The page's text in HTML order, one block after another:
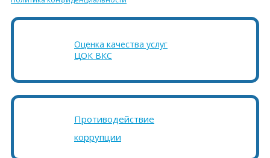
Оценка качества услуг
ЦОК ВКС
Противодействие
коррупции